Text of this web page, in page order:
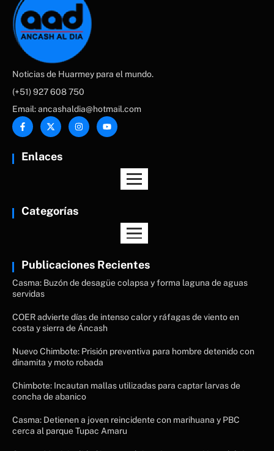
Noticias de Huarmey para el mundo.
(+51) 927 608 750
Email: ancashaldia@hotmail.com
Enlaces
Categorías
Publicaciones Recientes
Casma: Buzón de desagüe colapsa y forma laguna de aguas
servidas
COER advierte días de intenso calor y ráfagas de viento en
costa y sierra de Áncash
Nuevo Chimbote: Prisión preventiva para hombre detenido con
dinamita y moto robada
Chimbote: Incautan mallas utilizadas para captar larvas de
concha de abanico
Casma: Detienen a joven reincidente con marihuana y PBC
cerca al parque Tupac Amaru